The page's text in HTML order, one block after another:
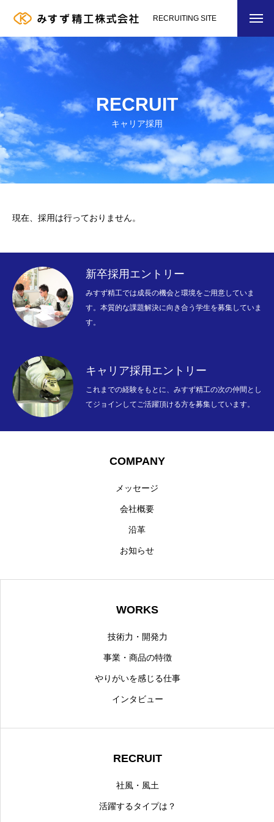
RECRUITING SITE
RECRUIT
キャリア採用
現在、採用は行っておりません。
新卒採用エントリー
みすず精工では成長の機会と環境をご用意していま
す。本質的な課題解決に向き合う学生を募集していま
す。
キャリア採用エントリー
これまでの経験をもとに、みすず精工の次の仲間とし
てジョインしてご活躍頂ける方を募集しています。
COMPANY
メッセージ
会社概要
沿革
お知らせ
WORKS
技術力・開発力
事業・商品の特徴
やりがいを感じる仕事
インタビュー
RECRUIT
社風・風土
活躍するタイプは？